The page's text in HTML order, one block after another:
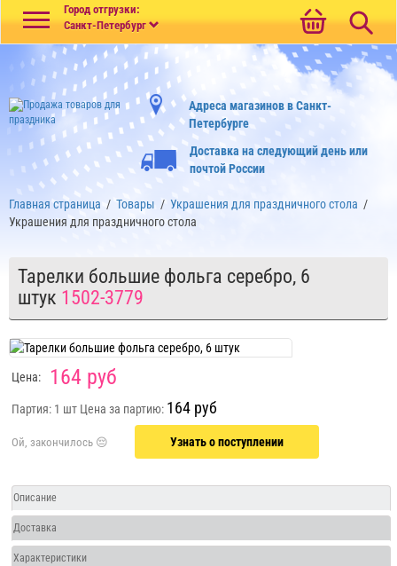
Город отгрузки:
Санкт-Петербург
Адреса магазинов в Санкт-
Петербурге
Доставка на следующий день или
почтой России
Главная страница / Товары / Украшения для праздничного стола /
Украшения для праздничного стола
Тарелки большие фольга серебро, 6
штук 1502-3779
Цена: 164 руб
Партия: 1 шт Цена за партию: 164 руб
Узнать о поступлении
Описание
Доставка
Характеристики